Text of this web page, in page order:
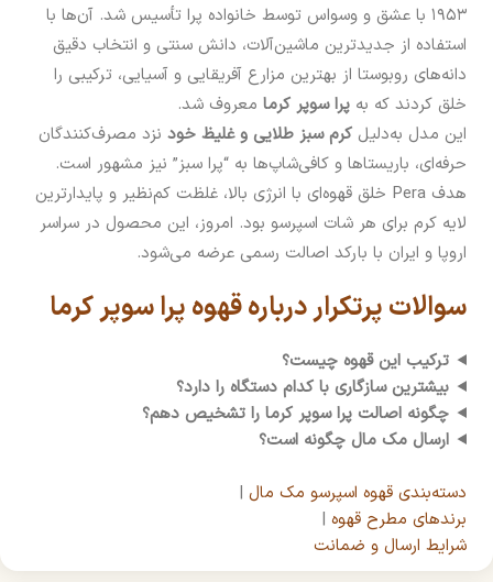
۱۹۵۳ با عشق و وسواس توسط خانواده پرا تأسیس شد. آن‌ها با
استفاده از جدیدترین ماشین‌آلات، دانش سنتی و انتخاب دقیق
دانه‌های روبوستا از بهترین مزارع آفریقایی و آسیایی، ترکیبی را
خلق کردند که به پرا سوپر کرما معروف شد.
این مدل به‌دلیل کرم سبز طلایی و غلیظ خود نزد مصرف‌کنندگان
حرفه‌ای، باریستاها و کافی‌شاپ‌ها به “پرا سبز” نیز مشهور است.
هدف Pera خلق قهوه‌ای با انرژی بالا، غلظت کم‌نظیر و پایدارترین
لایه کرم برای هر شات اسپرسو بود. امروز، این محصول در سراسر
اروپا و ایران با بارکد اصالت رسمی عرضه می‌شود.
سوالات پرتکرار درباره قهوه پرا سوپر کرما
ترکیب این قهوه چیست؟
بیشترین سازگاری با کدام دستگاه را دارد؟
چگونه اصالت پرا سوپر کرما را تشخیص دهم؟
ارسال مک مال چگونه است؟
دسته‌بندی قهوه اسپرسو مک مال |
برندهای مطرح قهوه |
شرایط ارسال و ضمانت